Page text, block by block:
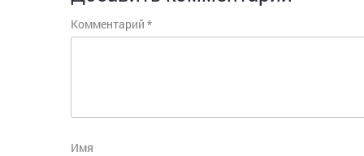
Комментарий *
Имя